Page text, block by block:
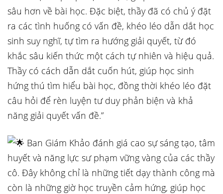
sâu hơn về bài học. Đặc biệt, thầy đã có chủ ý đặt
ra các tình huống có vấn đề, khéo léo dẫn dắt học
sinh suy nghĩ, tự tìm ra hướng giải quyết, từ đó
khắc sâu kiến thức một cách tự nhiên và hiệu quả.
Thầy có cách dẫn dắt cuốn hút, giúp học sinh
hứng thú tìm hiểu bài học, đồng thời khéo léo đặt
câu hỏi để rèn luyện tư duy phản biện và khả
năng giải quyết vấn đề.”
Ban Giám Khảo đánh giá cao sự sáng tạo, tâm
huyết và năng lực sư phạm vững vàng của các thầy
cô. Đây không chỉ là những tiết dạy thành công mà
còn là những giờ học truyền cảm hứng, giúp học